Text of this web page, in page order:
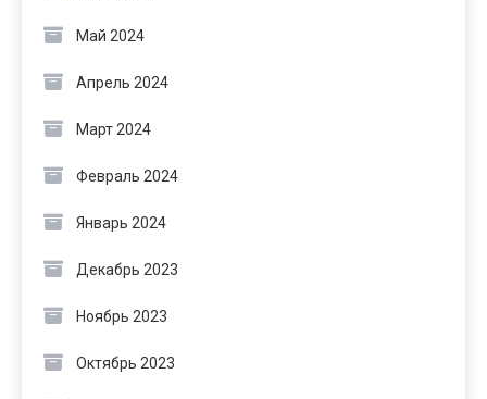
Май 2024
Апрель 2024
Март 2024
Февраль 2024
Январь 2024
Декабрь 2023
Ноябрь 2023
Октябрь 2023